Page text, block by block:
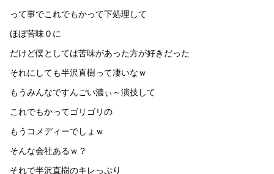
って事でこれでもかって下処理して
ほぼ苦味０に
だけど僕としては苦味があった方が好きだった
それにしても半沢直樹って凄いなｗ
もうみんなですんごい濃ぃ～演技して
これでもかってゴリゴリの
もうコメディーでしょｗ
そんな会社あるｗ？
それで半沢直樹のキレっぷり